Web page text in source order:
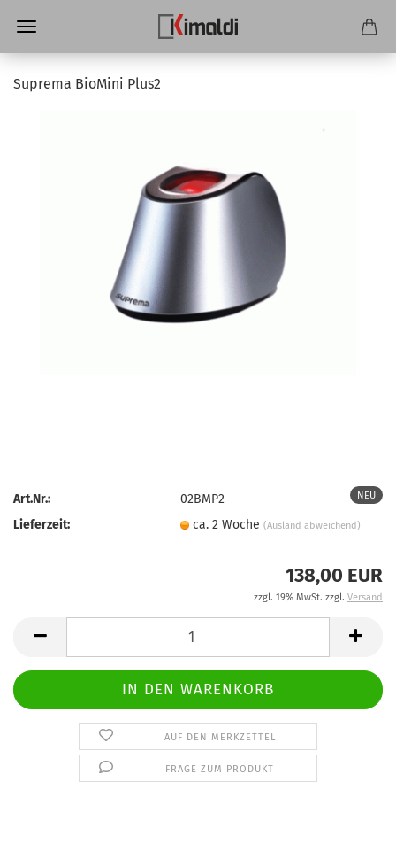
Suprema BioMini Plus2
NEU
Art.Nr.:
02BMP2
Lieferzeit:
ca. 2 Woche(Ausland abweichend)
138,00 EUR
zzgl. 19% MwSt. zzgl. Versand
AUF DEN MERKZETTEL
FRAGE ZUM PRODUKT